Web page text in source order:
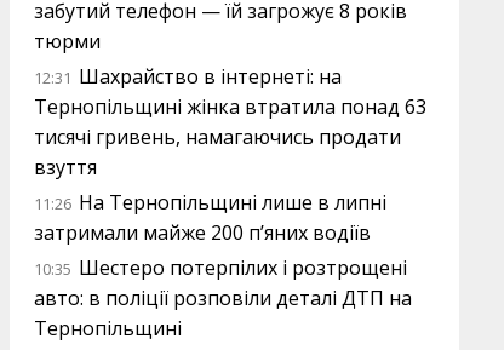
забутий телефон — їй загрожує 8 років
тюрми
12:31 Шахрайство в інтернеті: на
Тернопільщині жінка втратила понад 63
тисячі гривень, намагаючись продати
взуття
11:26 На Тернопільщині лише в липні
затримали майже 200 п’яних водіїв
10:35 Шестеро потерпілих і розтрощені
авто: в поліції розповіли деталі ДТП на
Тернопільщині